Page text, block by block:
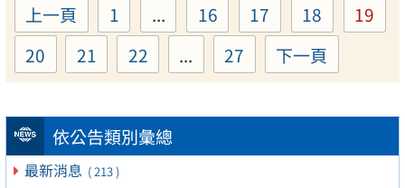
依公告類別彙總
最新消息 ( 213 )
上一頁 Page
1 ... Page
16 Page
17 Page
18 Page
19
Page
20 Page
21 Page
22 ... Page
27 下一頁